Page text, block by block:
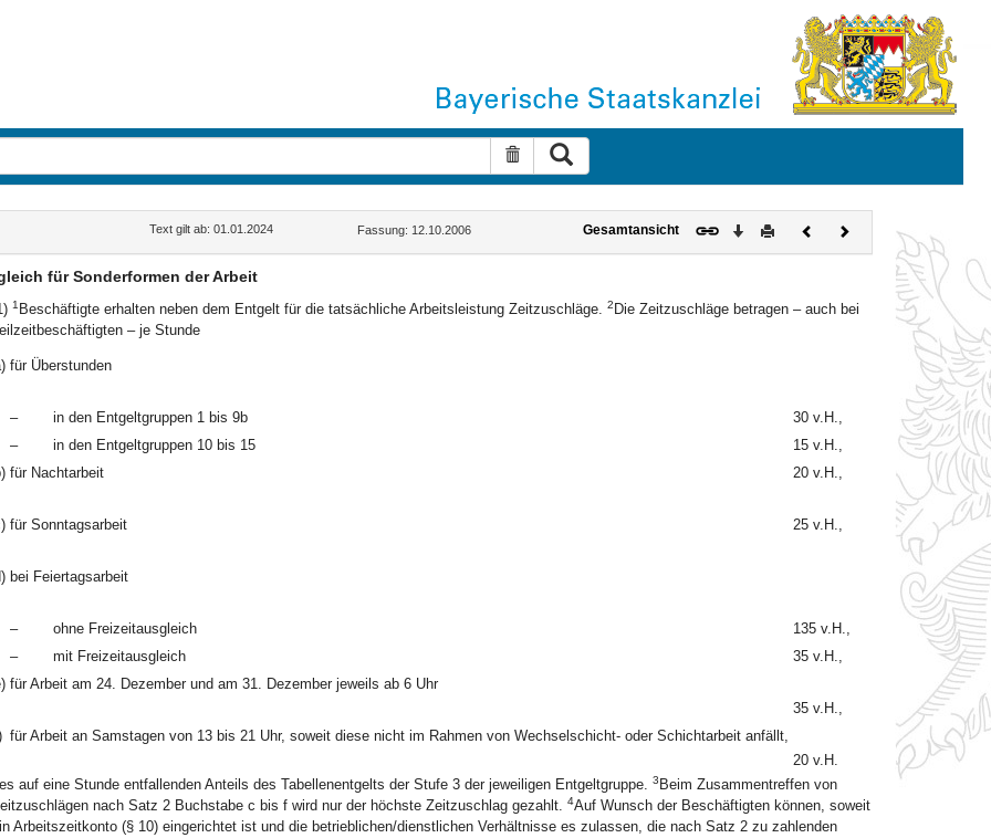
Suche zurücksetzen
Text gilt ab: 01.01.2024 Fassung: 12.10.2006 Gesamtansicht Download
DruckenVorherigesNächstes
Dokument
für Sonderformen der Arbeit
1 Beschäftigte erhalten neben dem Entgelt für die tatsächliche Arbeitsleistung Zeitzuschläge. 2 Die Zeitzuschläge betragen – auch bei
– je Stunde
für Überstunden
– in den Entgeltgruppen 1 bis 9b
30 v.H.,
–
in den Entgeltgruppen 10 bis 15
15 v.H.,
für Nachtarbeit 20 v.H.,
für Sonntagsarbeit 25 v.H.,
bei Feiertagsarbeit
– ohne Freizeitausgleich
135 v.H.,
–
mit Freizeitausgleich
35 v.H.,
für Arbeit am 24. Dezember und am 31. Dezember jeweils ab 6 Uhr
35 v.H.,
für Arbeit an Samstagen von 13 bis 21 Uhr, soweit diese nicht im Rahmen von Wechselschicht- oder Schichtarbeit anfällt,
20 v.H.
auf eine Stunde entfallenden Anteils des Tabellenentgelts der Stufe 3 der jeweiligen Entgeltgruppe. 3 Beim Zusammentreffen von
nach Satz 2 Buchstabe c bis f wird nur der höchste Zeitzuschlag gezahlt. 4Auf Wunsch der Beschäftigten können, soweit
Arbeitszeitkonto (§ 10) eingerichtet ist und die betrieblichen/dienstlichen Verhältnisse es zulassen, die nach Satz 2 zu zahlenden